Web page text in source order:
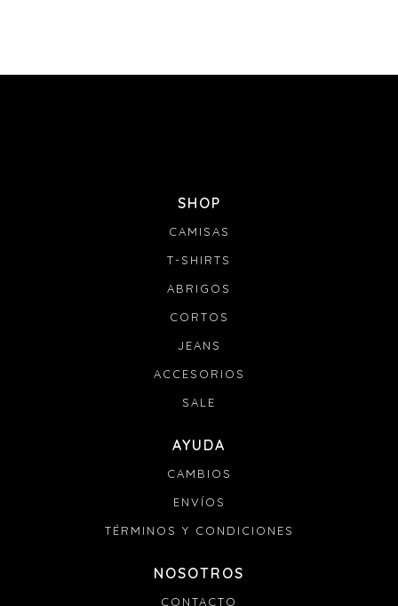
SHOP
CAMISAS
T-SHIRTS
ABRIGOS
CORTOS
JEANS
ACCESORIOS
SALE
AYUDA
CAMBIOS
ENVÍOS
TÉRMINOS Y CONDICIONES
NOSOTROS
CONTACTO